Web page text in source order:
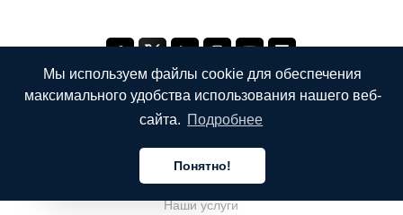
Мы используем файлы cookie для обеспечения
максимального удобства использования нашего веб-
сайта. Подробнее
Понятно!
О компании
Наши услуги
Русский